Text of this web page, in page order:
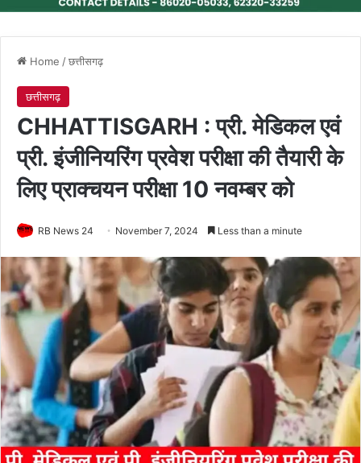
Home /छत्तीसगढ़
छत्तीसगढ़
CHHATTISGARH : प्री. मेडिकल एवं
प्री. इंजीनियरिंग प्रवेश परीक्षा की तैयारी के
लिए प्राक्चयन परीक्षा 10 नवम्बर को
RB News 24 November 7, 2024 Less than a minute